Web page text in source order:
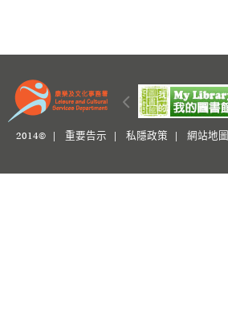
2014© | 重要告示 私隱政策 網站地圖